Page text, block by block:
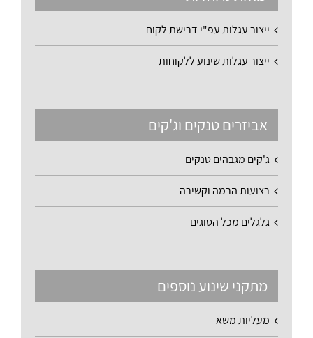
ייצור עגלות עפ"י דרישת לקוח
ייצור עגלות שינוע ללקוחות
אביזרים טנקים וג'קים
ג'קים מגבהים טנקים
רצועות הרמה וקשירה
גלגלים מכל הסוגים
מתקני שינוע נוספים
מעליות משא